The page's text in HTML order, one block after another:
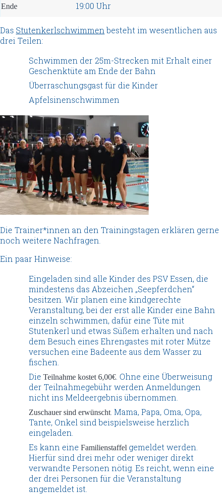
Ende 19:00 Uhr
Das Stutenkerlschwimmen besteht im wesentlichen aus
drei Teilen:
Schwimmen der 25m-Strecken mit Erhalt einer
Geschenktüte am Ende der Bahn
Überraschungsgast für die Kinder
Apfelsinenschwimmen
Die Trainer*innen an den Trainingstagen erklären gerne
noch weitere Nachfragen.
Ein paar Hinweise:
Eingeladen sind alle Kinder des PSV Essen, die
mindestens das Abzeichen „Seepferdchen“
besitzen. Wir planen eine kindgerechte
Veranstaltung, bei der erst alle Kinder eine Bahn
einzeln schwimmen, dafür eine Tüte mit
Stutenkerl und etwas Süßem erhalten und nach
dem Besuch eines Ehrengastes mit roter Mütze
versuchen eine Badeente aus dem Wasser zu
fischen.
Die Teilnahme kostet 6,00€ . Ohne eine Überweisung
der Teilnahmegebühr werden Anmeldungen
nicht ins Meldeergebnis übernommen.
Zuschauer sind erwünscht . Mama, Papa, Oma, Opa,
Tante, Onkel sind beispielsweise herzlich
eingeladen.
Es kann eine Familienstaffel gemeldet werden.
Hierfür sind drei mehr oder weniger direkt
verwandte Personen nötig. Es reicht, wenn eine
der drei Personen für die Veranstaltung
angemeldet ist.